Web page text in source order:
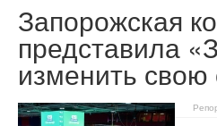
Запорожская
представила
изменить